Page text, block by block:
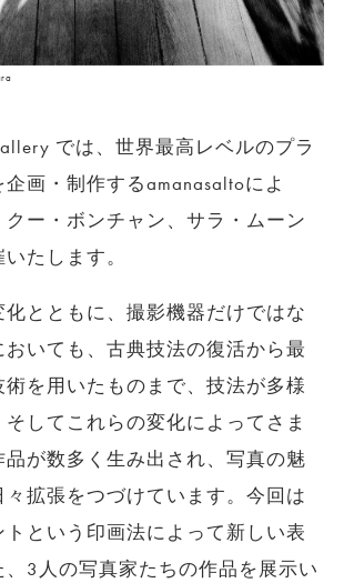
では、世界最高レベルのプラ
画・制作するamanasaltoによ
クー・ボンチャン、サラ・ムーン
たします。
とともに、撮影機器だけではな
おいても、古典技法の復活から最
を用いたものまで、技法が多様
してこれらの変化によってさま
品が数多く生み出され、写真の魅
拡張をつづけています。今回は
という印画法によって新しい表
3人の写真家たちの作品を展示い